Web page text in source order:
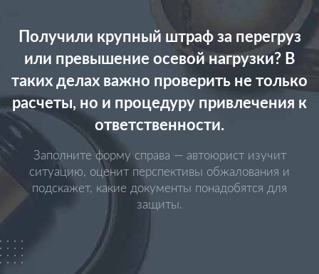
Получили крупный штраф за перегруз
или превышение осевой нагрузки? В
таких делах важно проверить не только
расчеты, но и процедуру привлечения к
ответственности.
Заполните форму справа — автоюрист изучит
ситуацию, оценит перспективы обжалования и
подскажет, какие документы понадобятся для
защиты.